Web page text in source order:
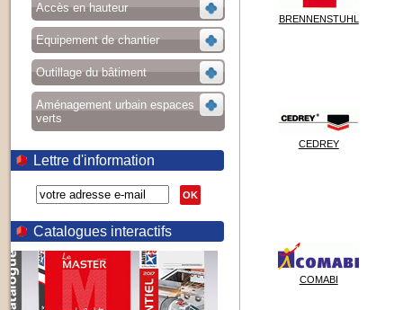
Accès en hauteur
Equipement de chantier
Outillage du bâtiment
Aménagement urbain espaces
verts
Lettre d'information
OK
Catalogues interactifs
BRENNENSTUHL
CEDREY
COMABI